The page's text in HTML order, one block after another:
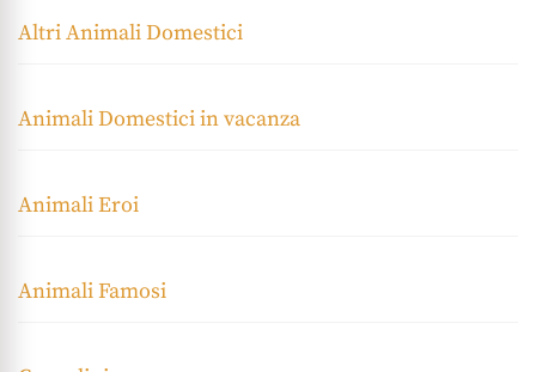
Altri Animali Domestici
Animali Domestici in vacanza
Animali Eroi
Animali Famosi